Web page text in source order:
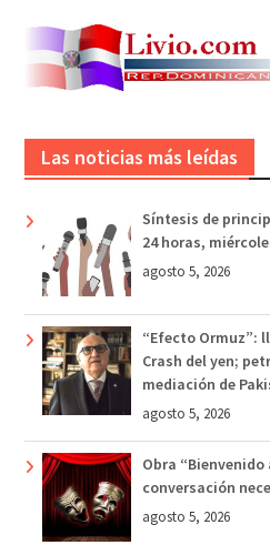
Las noticias más leídas
Síntesis de
24 horas,
agosto 5, 2026
“Efecto Ormuz”:
Crash del yen;
mediación de
agosto 5, 2026
Obra
conversación
agosto 5, 2026